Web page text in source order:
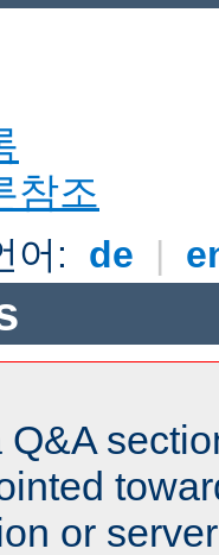
참조
어: de |
or